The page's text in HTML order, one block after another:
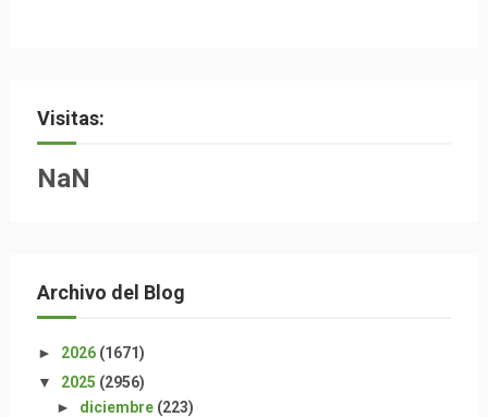
Visitas:
NaN
Archivo del Blog
► 2026 (1671)
▼ 2025 (2956)
► diciembre (223)